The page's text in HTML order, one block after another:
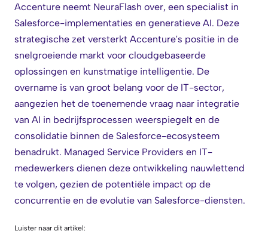
Accenture neemt NeuraFlash over, een specialist in
Salesforce-implementaties en generatieve AI. Deze
strategische zet versterkt Accenture's positie in de
snelgroeiende markt voor cloudgebaseerde
oplossingen en kunstmatige intelligentie. De
overname is van groot belang voor de IT-sector,
aangezien het de toenemende vraag naar integratie
van AI in bedrijfsprocessen weerspiegelt en de
consolidatie binnen de Salesforce-ecosysteem
benadrukt. Managed Service Providers en IT-
medewerkers dienen deze ontwikkeling nauwlettend
te volgen, gezien de potentiële impact op de
concurrentie en de evolutie van Salesforce-diensten.
Luister naar dit artikel: